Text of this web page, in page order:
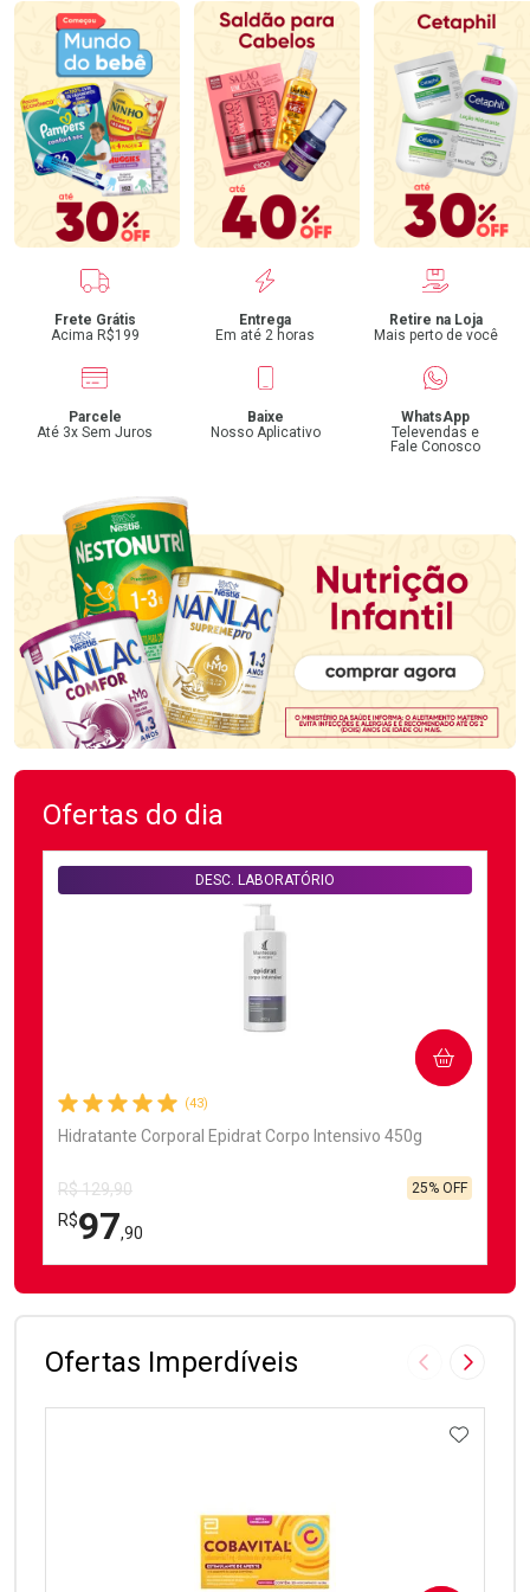
Benefícios
Frete Grátis
Acima R$199
Entrega
Em até 2 horas
Retire na Loja
Mais perto de você
Parcele
Até 3x Sem Juros
Baixe
Nosso Aplicativo
WhatsApp
Televendas e
Fale Conosco
Ofertas do dia
(43)
Hidratante Corporal Epidrat Corpo Intensivo 450g
DESC. LABORATÓRIO
R$ 129,90
R$97,90
25% OFF
COMPRAR
FECHAR
FECHAR
Ofertas Imperdíveis Imagem